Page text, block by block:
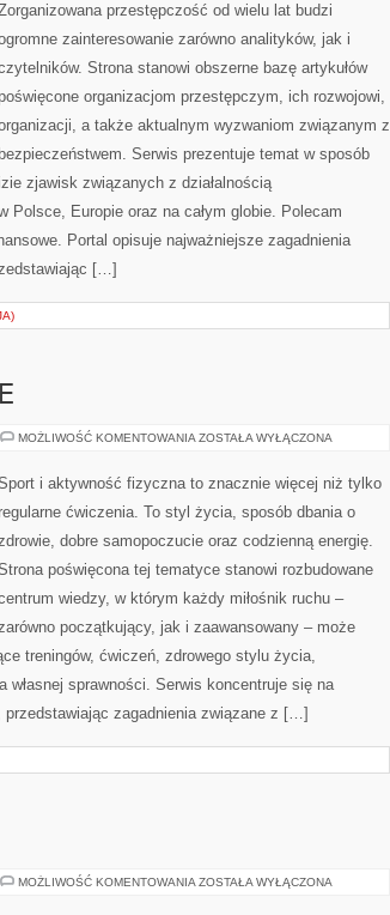
przestępczość od wielu lat budzi
zainteresowanie zarówno analityków, jak i
Strona stanowi obszerne bazę artykułów
organizacjom przestępczym, ich rozwojowi,
a także aktualnym wyzwaniom związanym z
bezpieczeństwem. Serwis prezentuje temat w sposób
zjawisk związanych z działalnością
Polsce, Europie oraz na całym globie. Polecam
Portal opisuje najważniejsze zagadnienia
[…]
MOŻLIWOŚĆ KOMENTOWANIA DIETA
ZOSTAŁA WYŁĄCZONA
i aktywność fizyczna to znacznie więcej niż tylko
regularne ćwiczenia. To styl życia, sposób dbania o
dobre samopoczucie oraz codzienną energię.
poświęcona tej tematyce stanowi rozbudowane
wiedzy, w którym każdy miłośnik ruchu –
początkujący, jak i zaawansowany – może
treningów, ćwiczeń, zdrowego stylu życia,
własnej sprawności. Serwis koncentruje się na
zagadnienia związane z […]
MOŻLIWOŚĆ KOMENTOWANIA WROCŁAW
ZOSTAŁA WYŁĄCZONA